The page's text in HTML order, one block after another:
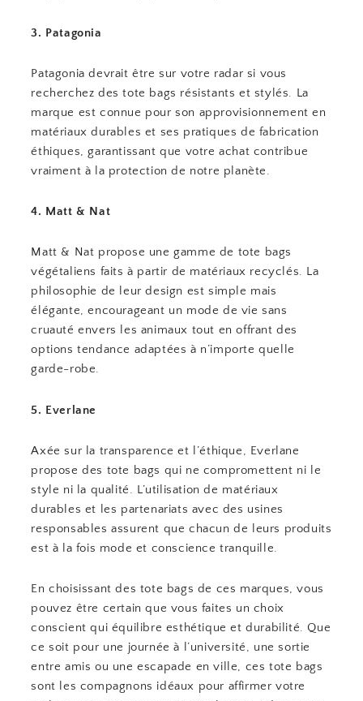
3. Patagonia
Patagonia devrait être sur votre radar si vous
recherchez des tote bags résistants et stylés. La
marque est connue pour son approvisionnement en
matériaux durables et ses pratiques de fabrication
éthiques, garantissant que votre achat contribue
vraiment à la protection de notre planète.
4. Matt & Nat
Matt & Nat propose une gamme de tote bags
végétaliens faits à partir de matériaux recyclés. La
philosophie de leur design est simple mais
élégante, encourageant un mode de vie sans
cruauté envers les animaux tout en offrant des
options tendance adaptées à n’importe quelle
garde-robe.
5. Everlane
Axée sur la transparence et l’éthique, Everlane
propose des tote bags qui ne compromettent ni le
style ni la qualité. L’utilisation de matériaux
durables et les partenariats avec des usines
responsables assurent que chacun de leurs produits
est à la fois mode et conscience tranquille.
En choisissant des tote bags de ces marques, vous
pouvez être certain que vous faites un choix
conscient qui équilibre esthétique et durabilité. Que
ce soit pour une journée à l’université, une sortie
entre amis ou une escapade en ville, ces tote bags
sont les compagnons idéaux pour affirmer votre